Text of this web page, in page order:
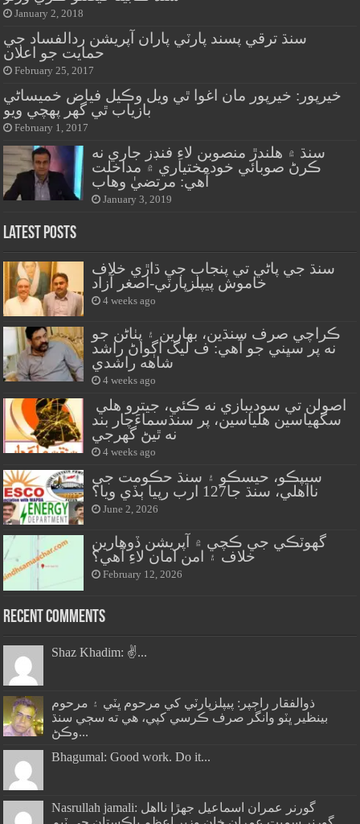
January 2, 2018
سنڌ ترقي پسند پارٽي پاران آپريشن ردالفساد جي
حمايت جو اعلان
February 25, 2017
خيرپور: خيرپور مان اغوا ٿي ويل وڪيل فياض خميساڻي
بازياب ٿي گهر پهچي ويو
February 1, 2017
سنڌ ۾ هلندڙ منصوبن لاءِ فنڊز جاري نه
ڪرڻ صوبائي خودمختياري ۾ مداخلت
آهي: مرتضيٰ وهاب
January 3, 2019
Latest Posts
سنڌ جي پاڻي تي پنجاب جي ڌاڙي خلاف
خاموش پيپلزپارٽي-اصغر آزاد
4 weeks ago
ڪراچي صرف سنڌين، بهارين ۽ پٺاڻن جو
نه پر سڀني جو آهي: ف ليگ اڳواڻ راشد
شاهه راشدي
4 weeks ago
سگهياسين هلياسين، پر سنڌسماءَچار بند
نه ٿيڻ گهرجي
4 weeks ago
سيپڪو، حيسڪو ۽ سنڌ حڪومت جي
نااهلي، سنڌ جا127 ارب رپيا ٻڏي ويا؟
June 2, 2026
گهوٽڪي جي ڪچي ۾ آپريشن ڏوهارين
خلاف ۽ امن امان لاءِ آهي؟
February 12, 2026
Recent Comments
Shaz Khadim: ✌️...
ذوالفقار راڄپر: پيپلزپارٽي کي مرحوم ڀٽي ۽ مرحوم
بينظير ڀٽو وانگر صرف ڪرسي کپي، هي ته سڄي سنڌ
وڪڻ...
Bhagumal: Good work. Do it...
Nasrullah jamali: گورنر عمران اسماعيل جھڙا نااهل